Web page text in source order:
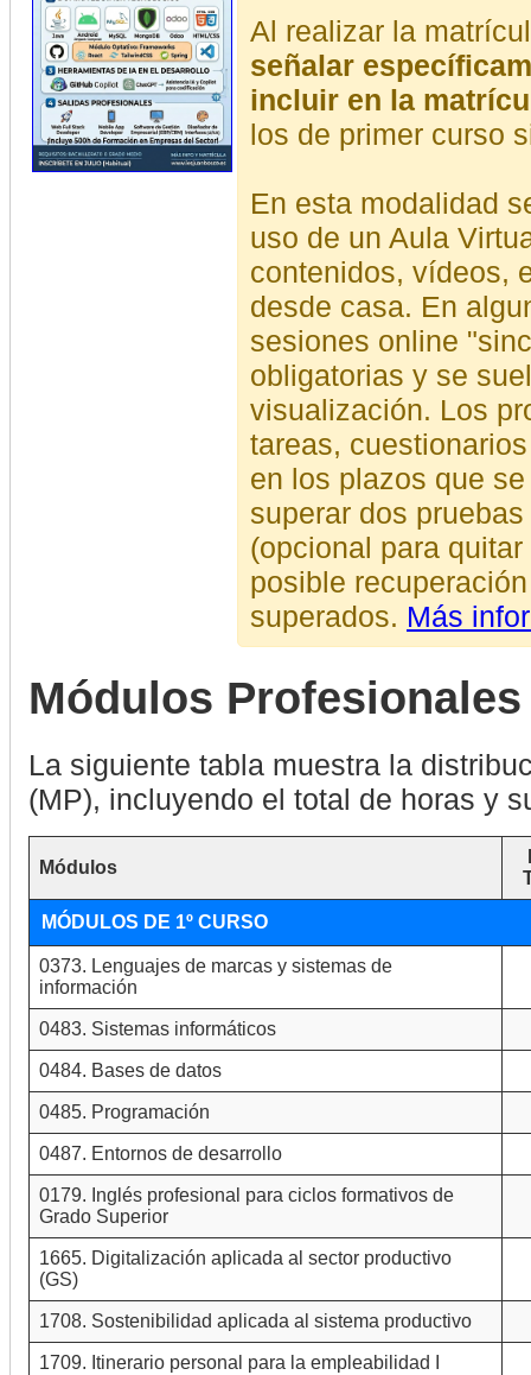
Al realizar la
señalar
incluir en la
los de primer curso
En esta modalidad
uso de un Aula
contenidos, vídeos,
desde casa. En
sesiones online
obligatorias y se
visualización. Los
tareas,
en los plazos que
superar dos
(opcional para
posible
superados. Más
Módulos Profesionales
La siguiente tabla muestra la
(MP), incluyendo el total de horas y
Módulos
MÓDULOS DE 1º CURSO
0373. Lenguajes de marcas y sistemas de
información
0483. Sistemas informáticos
0484. Bases de datos
0485. Programación
0487. Entornos de desarrollo
0179. Inglés profesional para ciclos formativos de
Grado Superior
1665. Digitalización aplicada al sector productivo
(GS)
1708. Sostenibilidad aplicada al sistema productivo
1709. Itinerario personal para la empleabilidad I